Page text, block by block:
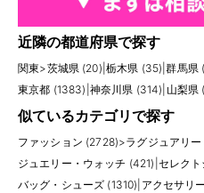
近隣の都道府県で探す
関東>茨城県 (20) 栃木県 (35) |群馬県
東京都 (1383) 神奈川県 (314) 山梨県
似ているカテゴリで探す
ファッション (2728)>ラグジュアリ
ジュエリー・ウォッチ (421) セレク
バッグ・シューズ (1310) アクセサリ